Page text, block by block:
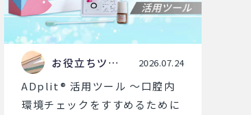
お役立ちツー
ル
2026.07.24
ADplit® 活用ツール ～口腔内
環境チェックをすすめるために